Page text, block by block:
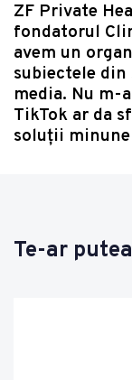
ZF Private
fondatorul
avem un
subiectele din
media. Nu m-
TikTok ar da
soluţii minune
Te-ar